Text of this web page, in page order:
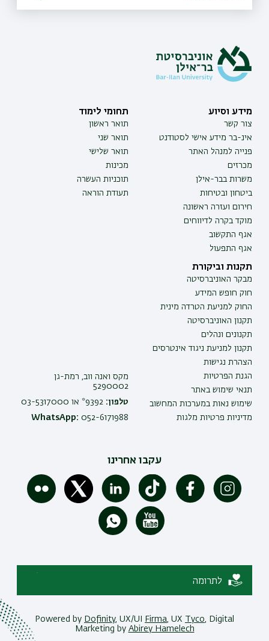
מידע וסיוע
צור קשר
אינ-בר מידע אישי לסטודנט
פנייה למנהל האתר
מכרזים
משרות בבר-אילן
ביטחון ובטיחות
חירום ועזרה ראשונה
מוקד בקרה לדיווחים
אגף התקשוב
אגף התפעול
תחומי לימוד
תואר ראשון
תואר שני
תואר שלישי
מכינות
תוכניות העשרה
תעודת הוראה
תקנות וביקורת
מבקר האוניברסיטה
חוק חופש המידע
החוק למניעת הטרדה מינית
תקנון האוניברסיטה
תקנונים ונהלים
תקנון למניעת ניגוד אינטרסים
הצהרת נגישות
הגנת הפרטיות
תנאי שימוש באתר
שימוש נאות במערכות המחשוב
מדיניות פרטיות מלגות
מקס ואנה ווב, רמת-גן
5290002
טלפון:
WhatsApp: 052-6171988
עקבו אחרינו
לתרומה
Powered by Dofinity, UX/UI Firma , UX Tyco , Digital
Marketing by Abirey Hamelech